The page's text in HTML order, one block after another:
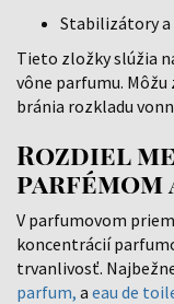
Stabilizátory a
Tieto zložky slúžia
vône parfumu.
bránia rozkladu
Rozdiel
V parfumovom
koncentrácií
trvanlivosť.
parfum, a eau de